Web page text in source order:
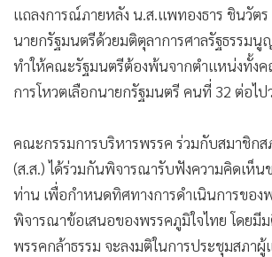
• ญี่ปุ่น
• News1
• Gotomanager
แถลงการณ์ภายหลัง น.ส.แพทองธาร ชินวัต
นายกรัฐมนตรีด้วยมติตุลาการศาลรัฐธรรมนู
ทำให้คณะรัฐมนตรีต้องพ้นจากตำแหน่งทั้ง
การโหวตเลือกนายกรัฐมนตรี คนที่ 32 ต่อไป
คณะกรรมการบริหารพรรค ร่วมกับสมาชิก
(ส.ส.) ได้ร่วมกันพิจารณารับฟังความคิดเห็
ท่าน เพื่อกำหนดทิศทางการดำเนินการของ
พิจารณาข้อเสนอของพรรคภูมิใจไทย โดยมี
พรรคกล้าธรรม จะลงมติในการประชุมสภา